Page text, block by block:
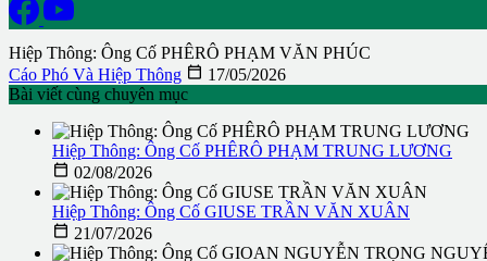
Hiệp Thông: Ông Cố PHÊRÔ PHẠM VĂN PHÚC
Cáo Phó Và Hiệp Thông  17/05/2026
Bài viết cùng chuyên mục
Hiệp Thông: Ông Cố PHÊRÔ PHẠM TRUNG LƯƠNG
 02/08/2026
Hiệp Thông: Ông Cố GIUSE TRẦN VĂN XUÂN
 21/07/2026